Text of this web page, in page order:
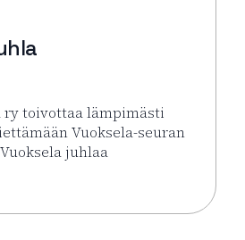
ry toivottaa lämpimästi
Vuoksela-seuran
juhlaa